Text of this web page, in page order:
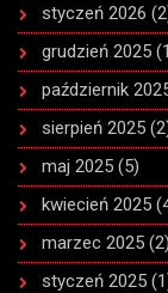
styczeń 2026
grudzień 2025
październik
sierpień 2025
maj 2025 (5)
kwiecień 2025
marzec 2025 (2)
styczeń 2025